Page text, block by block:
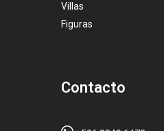
Villas
Figuras
Contacto